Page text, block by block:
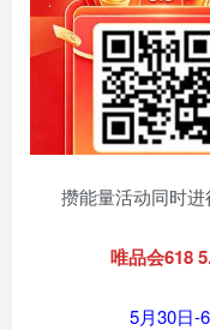
攒能量活动同时
唯品会618
5月30日-